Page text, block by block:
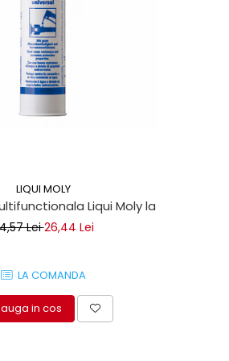
LIQUI MOLY
Liqui Moly la tub 400ml
Lei26,44 Lei
LA COMANDA
in cos